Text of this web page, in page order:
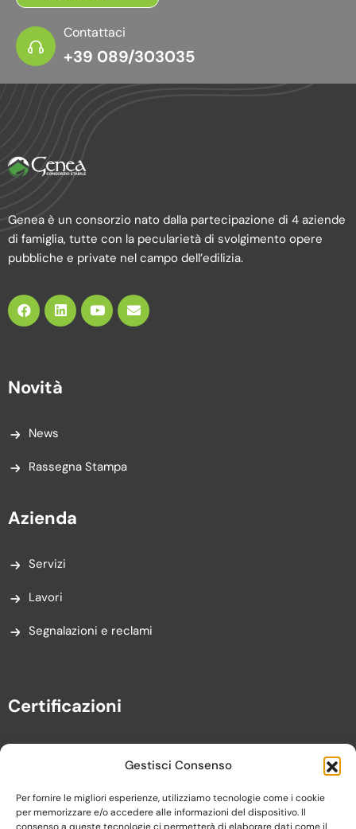
Gestisci Consenso
Per fornire le migliori esperienze, utilizziamo tecnologie come i cookie
per memorizzare e/o accedere alle informazioni del dispositivo. Il
Contattaci
+39 089/303035
Genea è un consorzio nato dalla partecipazione di 4 aziende
di famiglia, tutte con la pecularietà di svolgimento opere
pubbliche e private nel campo dell’edilizia.
Novità
News
Rassegna Stampa
Azienda
Servizi
Lavori
Segnalazioni e reclami
Certificazioni